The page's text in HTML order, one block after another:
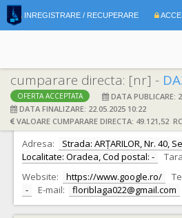
INREGISTRARE / RECUPERARE
cumparare directa: [nr] -
OFERTA ACCEPTATA
DATA PUBLICARE:
DATA FINALIZARE: 22.05.2025 10:22
VALOARE CUMPARARE DIRECTA: 49.121,52
DATE IDENTIFICARE OFERTANT
Ofertant: P.F.A. BLAGA FLORICA-
Adresa:
Strada: ARȚARILOR, Nr. 40,
Localitate: Oradea, Cod postal: -
Website:
https://www.google.ro/
-
E-mail: floriblaga022@gmail.com